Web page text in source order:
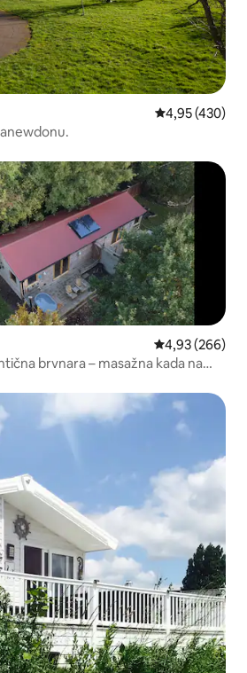
Prosječna
4,95 (430)
s oznakom „Odabrali gosti”
Prosječna
4,93 (266)
brvnara – masažna kada na
s oznakom „Odabrali gosti”